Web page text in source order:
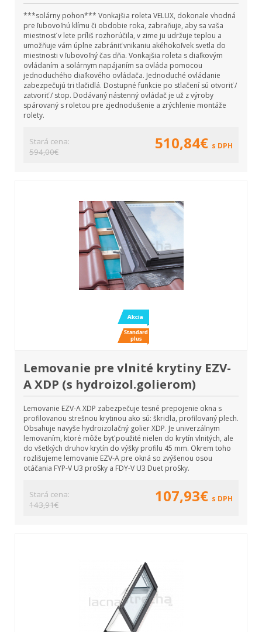
***solárny pohon*** Vonkajšia roleta VELUX, dokonale vhodná
pre ľubovoľnú klímu či obdobie roka, zabraňuje, aby sa vaša
miestnosť v lete príliš rozhorúčila, v zime ju udržuje teplou a
umožňuje vám úplne zabrániť vnikaniu akéhokoľvek svetla do
miestnosti v ľubovoľný čas dňa. Vonkajšia roleta s diaľkovým
ovládaním a solárnym napájaním sa ovláda pomocou
jednoduchého diaľkového ovládača. Jednoduché ovládanie
zabezpečujú tri tlačidlá. Dostupné funkcie po stlačení sú otvoriť /
zatvoriť / stop. Dodávaný nástenný ovládač je už z výroby
spárovaný s roletou pre zjednodušenie a zrýchlenie montáže
rolety.
Stará cena:
594,00€
510,84€ s DPH
Lemovanie pre vlnité krytiny EZV-
A XDP (s hydroizol.golierom)
Lemovanie EZV-A XDP zabezpečuje tesné prepojenie okna s
profilovanou strešnou krytinou ako sú: škridla, profilovaný plech.
Obsahuje navyše hydroizolačný golier XDP. Je univerzálnym
lemovaním, ktoré môže byť použité nielen do krytín vlnitých, ale
do všetkých druhov krytín do výšky profilu 45 mm. Okrem toho
rozlišujeme lemovanie EZV-A pre okná so zvýšenou osou
otáčania FYP-V U3 proSky a FDY-V U3 Duet proSky.
Stará cena:
143,91€
107,93€ s DPH